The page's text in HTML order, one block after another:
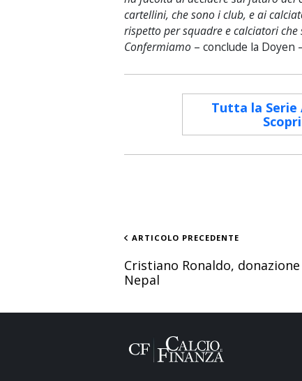
cartellini, che sono i club, e ai
rispetto per squadre e calciatori
Confermiamo – conclude la Doyen
Tutta la Serie
ARTICOLO PRECEDENTE
Cristiano Ronaldo,
Nepal